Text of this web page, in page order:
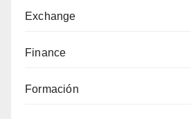
Exchange
Finance
Formación